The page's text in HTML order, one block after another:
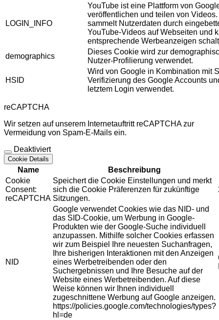
LOGIN_INFO
YouTube ist eine Plattform von
veröffentlichen und teilen von
sammelt Nutzerdaten durch
YouTube-Videos auf Webseiten und
entsprechende Werbeanzeigen
demographics
Dieses Cookie wird zur
Nutzer-Profilierung verwendet.
HSID
Wird von Google in Kombination mit
Verifizierung des Google Accounts
letztem Login verwendet.
reCAPTCHA
Wir setzen auf unserem Internetauftritt reCAPTCHA zur
Vermeidung von Spam-E-Mails ein.
Deaktiviert
Cookie Details
Name
Beschreibung
Cookie
Consent:
reCAPTCHA
Speichert die Cookie Einstellungen und merkt
sich die Cookie Präferenzen für zukünftige
Sitzungen.
NID
Google verwendet Cookies wie das NID- und
das SID-Cookie, um Werbung in Google-
Produkten wie der Google-Suche individuell
anzupassen. Mithilfe solcher Cookies erfassen
wir zum Beispiel Ihre neuesten Suchanfragen,
Ihre bisherigen Interaktionen mit den Anzeigen
eines Werbetreibenden oder den
Suchergebnissen und Ihre Besuche auf der
Website eines Werbetreibenden. Auf diese
Weise können wir Ihnen individuell
zugeschnittene Werbung auf Google anzeigen.
https://policies.google.com/technologies/types?
hl=de